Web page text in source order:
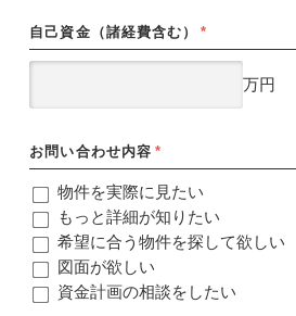
自己資金（諸経費含む） *
万円
お問い合わせ内容 *
物件を実際に見たい
もっと詳細が知りたい
希望に合う物件を探して欲しい
図面が欲しい
資金計画の相談をしたい